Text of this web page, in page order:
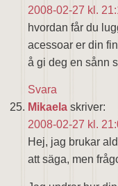
2008-02-27 kl.
hvordan får du
acessoar er din
å gi deg en sånn
Svara
Mikaela skriver:
2008-02-27 kl.
Hej, jag brukar
att säga, men